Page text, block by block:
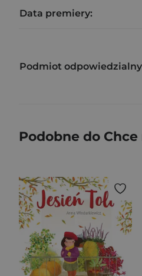
Data premiery:
Podmiot
Podobne do